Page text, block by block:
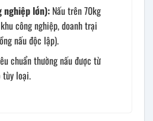
nghiệp lớn): Nấu trên 70kg
công nghiệp, doanh trại
nấu độc lập).
chuẩn thường nấu được từ
tùy loại.